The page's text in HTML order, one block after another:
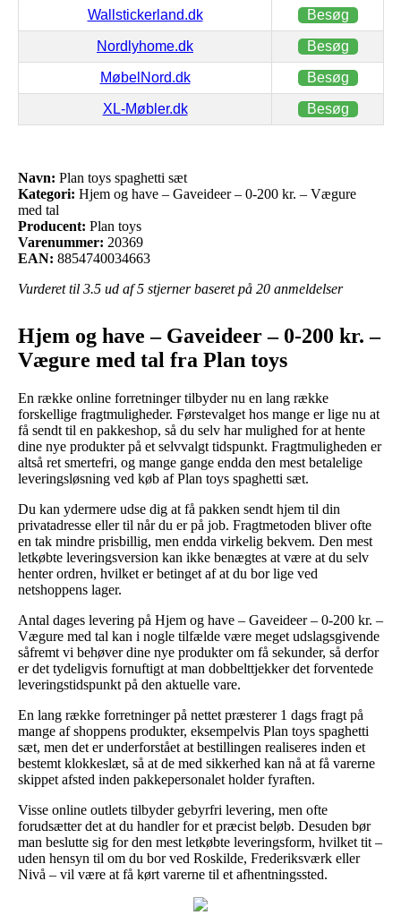
Wallstickerland.dk Besøg
Nordlyhome.dk Besøg
MøbelNord.dk Besøg
XL-Møbler.dk Besøg
Navn: Plan toys spaghetti sæt
Kategori: Hjem og have – Gaveideer – 0-200 kr. – Vægure
med tal
Producent: Plan toys
Varenummer: 20369
EAN: 8854740034663
Vurderet til 3.5 ud af 5 stjerner baseret på 20 anmeldelser
Hjem og have – Gaveideer – 0-200 kr. –
Vægure med tal fra Plan toys
En række online forretninger tilbyder nu en lang række
forskellige fragtmuligheder. Førstevalget hos mange er lige nu at
få sendt til en pakkeshop, så du selv har mulighed for at hente
dine nye produkter på et selvvalgt tidspunkt. Fragtmuligheden er
altså ret smertefri, og mange gange endda den mest betalelige
leveringsløsning ved køb af Plan toys spaghetti sæt.
Du kan ydermere udse dig at få pakken sendt hjem til din
privatadresse eller til når du er på job. Fragtmetoden bliver ofte
en tak mindre prisbillig, men endda virkelig bekvem. Den mest
letkøbte leveringsversion kan ikke benægtes at være at du selv
henter ordren, hvilket er betinget af at du bor lige ved
netshoppens lager.
Antal dages levering på Hjem og have – Gaveideer – 0-200 kr. –
Vægure med tal kan i nogle tilfælde være meget udslagsgivende
såfremt vi behøver dine nye produkter om få sekunder, så derfor
er det tydeligvis fornuftigt at man dobbelttjekker det forventede
leveringstidspunkt på den aktuelle vare.
En lang række forretninger på nettet præsterer 1 dags fragt på
mange af shoppens produkter, eksempelvis Plan toys spaghetti
sæt, men det er underforstået at bestillingen realiseres inden et
bestemt klokkeslæt, så at de med sikkerhed kan nå at få varerne
skippet afsted inden pakkepersonalet holder fyraften.
Visse online outlets tilbyder gebyrfri levering, men ofte
forudsætter det at du handler for et præcist beløb. Desuden bør
man beslutte sig for den mest letkøbte leveringsform, hvilket tit –
uden hensyn til om du bor ved Roskilde, Frederiksværk eller
Nivå – vil være at få kørt varerne til et afhentningssted.